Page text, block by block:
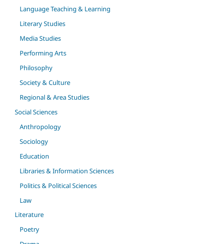
Language Teaching & Learning
Literary Studies
Media Studies
Performing Arts
Philosophy
Society & Culture
Regional & Area Studies
Social Sciences
Anthropology
Sociology
Education
Libraries & Information Sciences
Politics & Political Sciences
Law
Literature
Poetry